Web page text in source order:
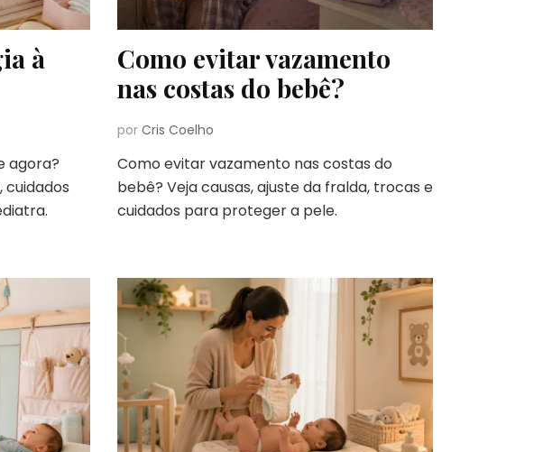
à
agora?
cuidados
Como evitar vazamento
nas costas do bebê?
por Cris Coelho
Como evitar vazamento nas costas do
bebê? Veja causas, ajuste da fralda, trocas e
cuidados para proteger a pele.